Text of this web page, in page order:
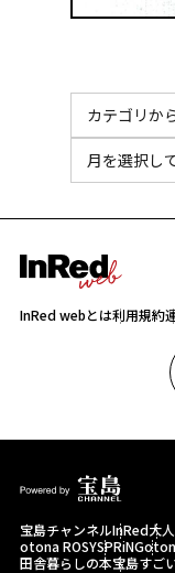
InRed webとは利用規約
宝島チャンネルInRed大
otona ROSYSPRiNG
田舎暮らしの本宝島すご